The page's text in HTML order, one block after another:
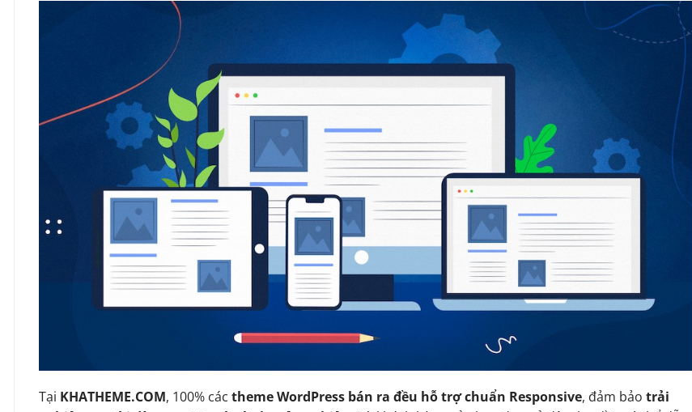
Tại KHATHEME.COM, 100% các theme WordPress bán ra đều hỗ trợ chuẩn Responsive, đảm bảo trải